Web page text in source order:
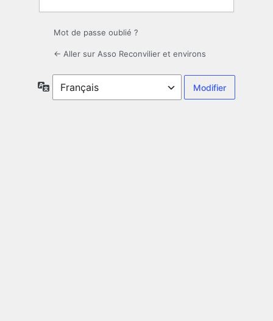
Mot de passe oublié ?
← Aller sur Asso Reconvilier et environs
Langue